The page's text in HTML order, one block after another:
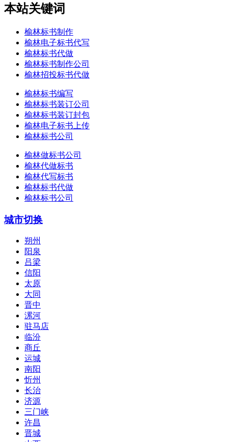
本站关键词
榆林标书制作
榆林电子标书代写
榆林标书代做
榆林标书制作公司
榆林招投标书代做
榆林标书编写
榆林标书装订公司
榆林标书装订封包
榆林电子标书上传
榆林标书公司
榆林做标书公司
榆林代做标书
榆林代写标书
榆林标书代做
榆林标书公司
城市切换
朔州
阳泉
吕梁
信阳
太原
大同
晋中
漯河
驻马店
临汾
商丘
运城
南阳
忻州
长治
济源
三门峡
许昌
晋城